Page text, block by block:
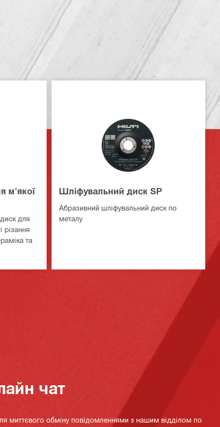
м'якої
для
різання
та
Шліфувальний диск SP
Абразивний шліфувальний диск по
металу
чат
миттєвого обміну повідомленнями з нашим відділом по